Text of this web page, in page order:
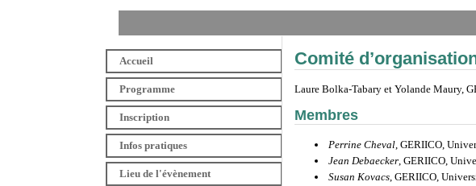
Accueil
Programme
Inscription
Infos pratiques
Lieu de l'évènement
Comité
Laure Bolka-Tabary et Yolande Maury,
Membres
Perrine Cheval, GERIICO,
Jean Debaecker, GERIICO,
Susan Kovacs, GERIICO,